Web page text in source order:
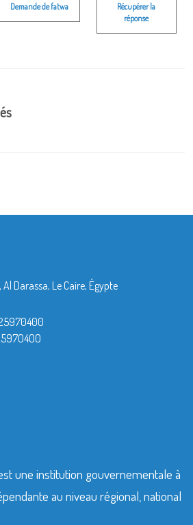
Demande de fatwa
Récupérer la
réponse
Darassa, Le Caire, Égypte
une institution gouvernementale à
au niveau régional, national